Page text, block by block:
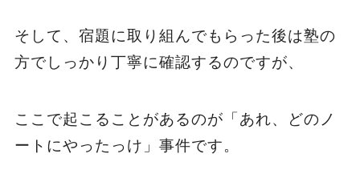
そして、宿題に取り組んでもらった後は塾の
方でしっかり丁寧に確認するのですが、
ここで起こることがあるのが「あれ、どのノ
ートにやったっけ」事件です。